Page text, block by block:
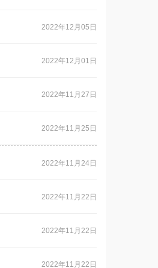
2022年12月05日
2022年12月01日
2022年11月27日
2022年11月25日
2022年11月24日
2022年11月22日
2022年11月22日
2022年11月22日